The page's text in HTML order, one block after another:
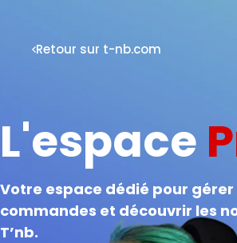
Retour sur t-nb.com
L'espace
Votre espace dédié pour gérer
commandes et découvrir les
T’nb.